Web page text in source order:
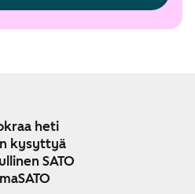
heti
kysyttyä
SATO